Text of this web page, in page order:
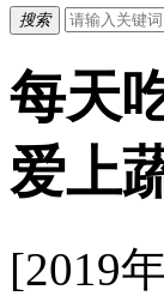
搜索
每天
爱上
[2019